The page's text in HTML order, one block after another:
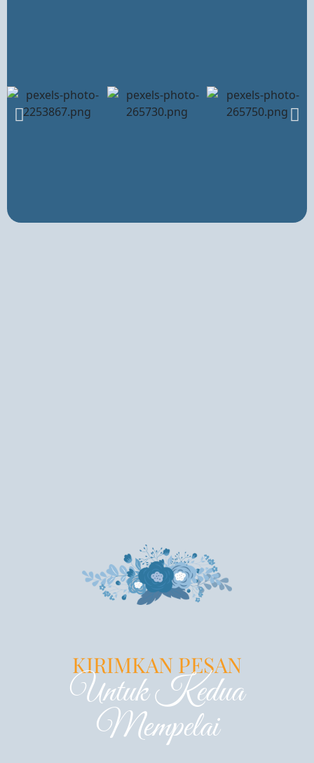
KIRIMKAN PESAN
Untuk Kedua
Mempelai